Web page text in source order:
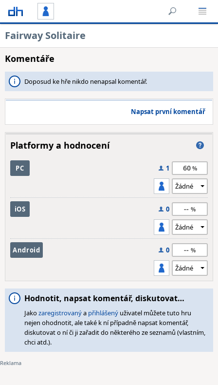
Fairway Solitaire
Komentáře
Doposud ke hře nikdo nenapsal komentář.
Napsat první komentář
Platformy a hodnocení
PC 1 60
iOS 0 --
Android 0 --
Hodnotit, napsat komentář, diskutovat…
Jakozaregistrovanýa přihlášený uživatel můžete tuto hru
nejen ohodnotit, ale také k ní případně napsat komentář,
diskutovat o ní či ji zařadit do některého ze seznamů (vlastním,
chci atd.).